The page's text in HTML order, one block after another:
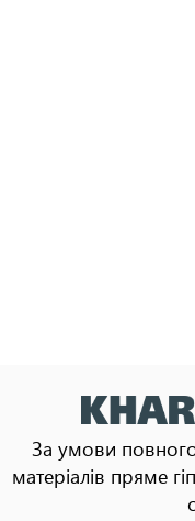
За умови
матеріалів пряме